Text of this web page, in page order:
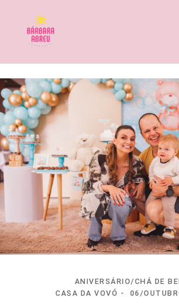
ANIVERSÁRIO/CHÁ DE
CASA DA VOVÓ
06/